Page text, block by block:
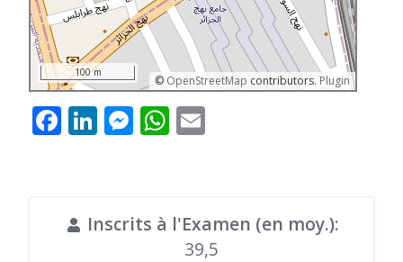
© OpenStreetMap contributors. Plugin
100 m
Facebook
LinkedIn
Messenger
WhatsApp
Inscrits à l'Examen (en moy.):
39,5